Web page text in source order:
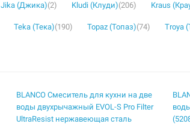
Jika (Джика)(2) Kludi (Клуди)(206) Kraus
Teka (Тека)(190) Topaz (Топаз)(74) Troya
BLANCO Смеситель для кухни на две
воды двухрычажный EVOL-S Pro Filter
UltraResist нержавеющая сталь